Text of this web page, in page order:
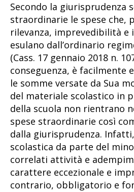
Secondo la giurisprudenza
straordinarie le spese che,
rilevanza, imprevedibilità
esulano dall’ordinario
(Cass. 17 gennaio 2018 n.
conseguenza, è facilmente
le somme versate da Sua
del materiale scolastico in
della scuola non rientrano
spese straordinarie così
dalla giurisprudenza.
scolastica da parte del
correlati attività e
carattere eccezionale e
contrario, obbligatorio e